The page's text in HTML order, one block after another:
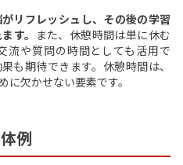
リフレッシュし、その後の学習
す。 また、休憩時間は単に休む
流や質問の時間としても活用で
も期待できます。休憩時間は、
欠かせない要素です。
例